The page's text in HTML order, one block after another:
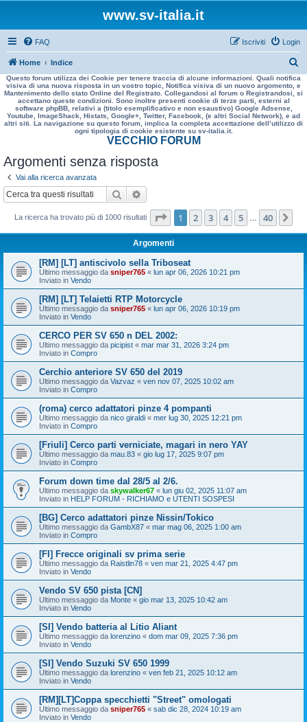
www.sv-italia.it
FAQ Login
Iscriviti
Home Indice
e
r
a
Questo forum utilizza dei Cookie per tenere traccia di alcune informazioni. Quali notifica
visiva di una nuova risposta in un vostro topic, Notifica visiva di un nuovo argomento, e
Mantenimento dello stato Online del Registrato. Collegandosi al forum o Registrandosi, si
accettano queste condizioni. Sono inoltre presenti cookie di terze parti, esterni al
software phpBB, relativi a (titolo esemplificativo e non esaustivo) Google Adsense,
Youtube, ImageShack, Histats, Google+, Twitter, Facebook, (e altri Social Network), e ad
altri siti. La navigazione su questo forum, implica la completa accettazione dell’utilizzo di
ogni tipologia di cookie esistente su sv-italia.it.
VECCHIO FORUM
Argomenti senza risposta
Vai alla ricerca avanzata
Cerca
La ricerca ha trovato più di 1000 risultati Pagina di 40
1 2 3 4 5 40
Argomenti
[RM] [LT] antiscivolo sella Triboseat
Ultimo messaggio da sniper765 « lun apr 06, 2026 10:21 pm
Inviato in Vendo
[RM] [LT] Telaietti RTP Motorcycle
Ultimo messaggio da sniper765 « lun apr 06, 2026 10:19 pm
Inviato in Vendo
CERCO PER SV 650 n DEL 2002:
Ultimo messaggio da picipist « mar mar 31, 2026 3:24 pm
Inviato in Compro
Cerchio anteriore SV 650 del 2019
Ultimo messaggio da Vazvaz « ven nov 07, 2025 10:02 am
Inviato in Compro
(roma) cerco adattatori pinze 4 pompanti
Ultimo messaggio da nico giraldi « mer lug 30, 2025 12:21 pm
Inviato in Compro
[Friuli] Cerco parti verniciate, magari in nero YAY
Ultimo messaggio da mau.83 « gio lug 17, 2025 9:07 pm
Inviato in Compro
Forum down time dal 28/5 al 2/6.
Ultimo messaggio da skywalker67 « lun giu 02, 2025 11:07 am
Inviato in HELP FORUM - RICHIAMO e UTENTI SOSPESI
[BG] Cerco adattatori pinze Nissin/Tokico
Ultimo messaggio da GambX87 « mar mag 06, 2025 1:00 am
Inviato in Compro
[FI] Frecce originali sv prima serie
Ultimo messaggio da Raistlin78 « ven mar 21, 2025 4:47 pm
Inviato in Vendo
Vendo SV 650 pista [CN]
Ultimo messaggio da Monte « gio mar 13, 2025 10:42 am
Inviato in Vendo
[SI] Vendo batteria al Litio Aliant
Ultimo messaggio da lorenzino « dom mar 09, 2025 7:36 pm
Inviato in Vendo
[SI] Vendo Suzuki SV 650 1999
Ultimo messaggio da lorenzino « ven feb 21, 2025 10:12 am
Inviato in Vendo
[RM][LT]Coppa specchietti "Street" omologati
Ultimo messaggio da sniper765 « sab dic 28, 2024 10:19 am
Inviato in Vendo